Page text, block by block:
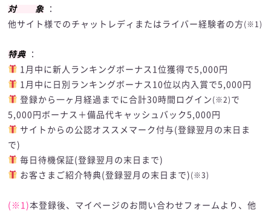
対 象 ：
他サイト様でのチャットレディまたはライバー経験者の方(※1)
特典 ：
1月中に新人ランキングボーナス1位獲得で5,000円
1月中に日別ランキングボーナス10位以内入賞で5,000円
登録から一ヶ月経過までに合計30時間ログイン (※2) で
5,000円ボーナス＋備品代キャッシュバック5,000円
サイトからの公認オススメマーク付与(登録翌月の末日ま
で)
毎日待機保証(登録翌月の末日まで)
お客さまご紹介特典(登録翌月の末日まで) (※3)
(※1)本登録後、マイページのお問い合わせフォームより、他